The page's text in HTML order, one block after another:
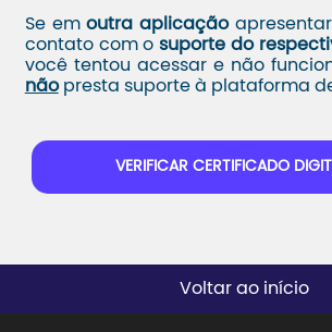
Se emoutra aplicaçãoapresentar
contato com osuporte do
você tentou acessar e não
nãopresta suporte à plataforma
VERIFICAR CERTIFICADO
Voltar ao início